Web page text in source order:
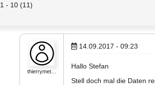
1 - 10 (11)
thierrymet…
14.09.2017 - 09:23
Hallo Stefan
Stell doch mal die Daten